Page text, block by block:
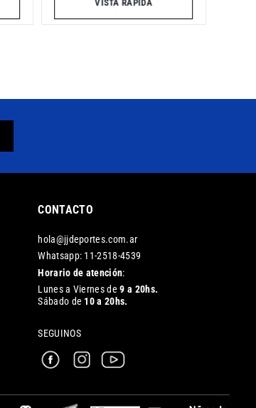
VISTA RÁPIDA
CONTACTO
hola@jjdeportes.com.ar
Whatsapp: 11-2518-4539
Horario de atención:
Lunes a Viernes de9 a 20hs.
Sábado de 10 a 20hs.
SEGUINOS